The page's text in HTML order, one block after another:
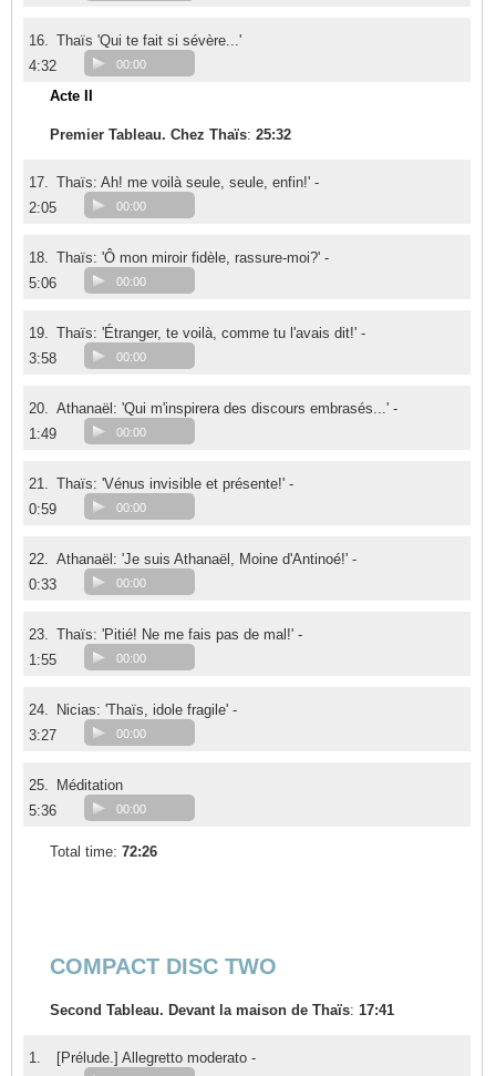
16. Thaïs 'Qui te fait si sévère...'
4:32
00:00
Acte II
Premier Tableau. Chez Thaïs: 25:32
17. Thaïs: Ah! me voilà seule, seule, enfin!' -
2:05
00:00
18. Thaïs: 'Ô mon miroir fidèle, rassure-moi?' -
5:06
00:00
19. Thaïs: 'Étranger, te voilà, comme tu l'avais dit!' -
3:58
00:00
20. Athanaël: 'Qui m'inspirera des discours embrasés...' -
1:49
00:00
21. Thaïs: 'Vénus invisible et présente!' -
0:59
00:00
22. Athanaël: 'Je suis Athanaël, Moine d'Antinoé!' -
0:33
00:00
23. Thaïs: 'Pitié! Ne me fais pas de mal!' -
1:55
00:00
24.
Nicias: 'Thaïs, idole fragile' -
3:27
00:00
25.
Méditation
5:36
00:00
Total time: 72:26
COMPACT DISC TWO
Second Tableau. Devant la maison de Thaïs: 17:41
1.
[Prélude.] Allegretto moderato -